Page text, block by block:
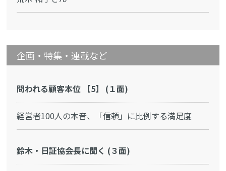
企画・特集・連載など
問われる顧客本位 【5】 (１面)
経営者100人の本音、「信頼」に比例する満足度
鈴木・日証協会長に聞く (３面)